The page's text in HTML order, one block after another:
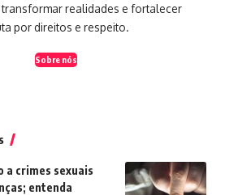
realidades e fortalecer
por direitos e respeito.
Sobre nós
a crimes sexuais
entenda